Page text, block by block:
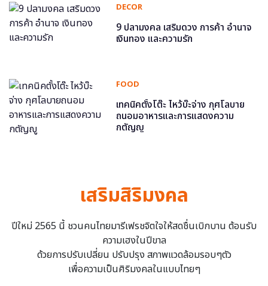
DECOR
9 ปลามงคล เสริมดวง การค้า อำนาจ
เงินทอง และความรัก
FOOD
เทคนิคตั้งโต๊ะ ไหว้บ๊ะจ่าง กุศโลบาย
ถนอมอาหารและการแสดงความ
กตัญญู
เสริมสิริมงคล
ปีใหม่ 2565 นี้ ชวนคนไทยมารีเฟรชจิตใจให้สดชื่นเบิกบาน ต้อนรับ
ความเฮงในปีขาล
ด้วยการปรับเปลี่ยน ปรับปรุง สภาพแวดล้อมรอบๆตัว
เพื่อความเป็นศิริมงคลในแบบไทยๆ